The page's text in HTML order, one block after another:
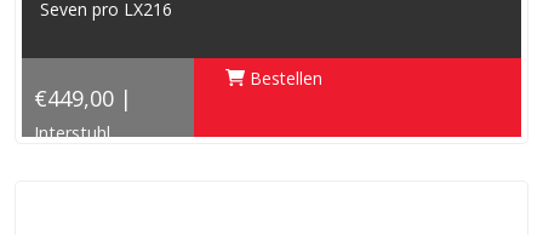
Seven pro LX216
€449,00 |
Interstuhl
Bestellen